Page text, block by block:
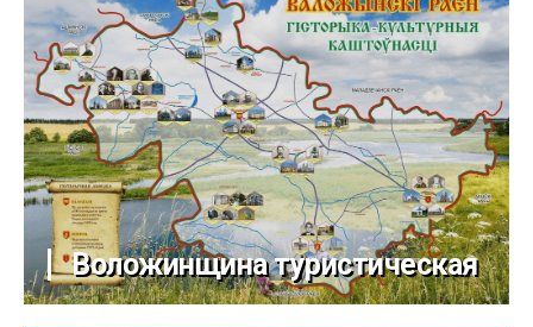
Воложинщина туристическая